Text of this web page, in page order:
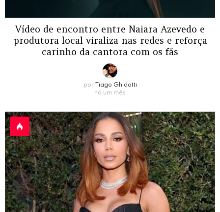
Vídeo de encontro entre Naiara Azevedo e
produtora local viraliza nas redes e reforça
carinho da cantora com os fãs
por
Tiago Ghidotti
há um mês